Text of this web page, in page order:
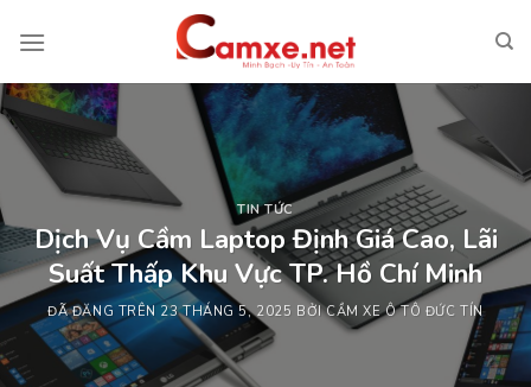
đến
dung
TIN TỨC
Dịch Vụ Cầm Laptop Định Giá Cao, Lãi
Suất Thấp Khu Vực TP. Hồ Chí Minh
ĐÃ ĐĂNG TRÊN 23 THÁNG 5, 2025 BỞICẦM XE Ô TÔ ĐỨC TÍN